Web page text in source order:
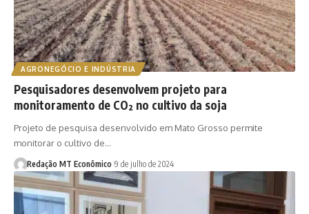
AGRONEGÓCIO E INDÚSTRIA
Pesquisadores desenvolvem projeto para
monitoramento de CO² no cultivo da soja
Projeto de pesquisa desenvolvido em Mato Grosso permite
monitorar o cultivo de…
Redação MT Econômico 9 de julho de 2024